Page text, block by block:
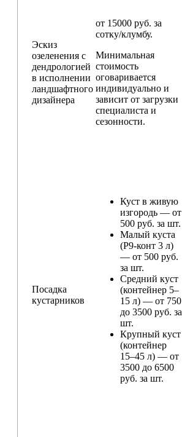
Эскиз
озеленения с
дендрологией
в исполнении
ландшафтного
дизайнера
от 15000 руб. за
сотку/клумбу.
Минимальная
стоимость
оговаривается
индивидуально и
зависит от загрузки
специалиста и
сезонности.
Посадка
кустарников
Куст в живую
изгородь — от
500 руб. за шт.
Малый куста
(Р9-конт 3 л)
— от 500 руб.
за шт.
Средний куст
(контейнер 5–
15 л) — от 750
до 3500 руб. за
шт.
Крупный куст
(контейнер
15–45 л) — от
3500 до 6500
руб. за шт.